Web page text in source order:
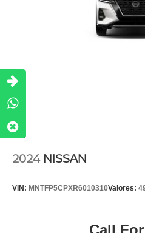
2024 NISSAN
VIN: MNTFP5CPXR6010310Valores: